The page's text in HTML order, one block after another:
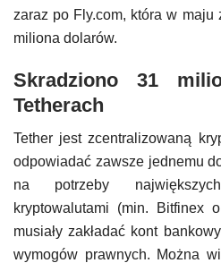
zaraz po Fly.com, która w maju
miliona dolarów.
Skradziono 31
Tetherach
Tether jest zcentralizowaną
odpowiadać zawsze jednemu
na potrzeby
kryptowalutami (min. Bitfinex
musiały zakładać kont
wymogów prawnych. Można